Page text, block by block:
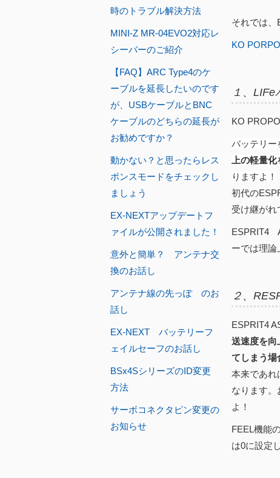
それでは、
KO
１、LIFe
KO
バッテリー
上の軽量
りますよ！
初代の
受け継がれ
ESPRIT4
ーでは理論
２、
ESPRIT4
送速度を向
てしまう場
本来であれ
なります
よ！
FEEL機能
は0に設定
時のトラブル解決方法
MINI-Z MR-04EVO2対応レ
シーバーのご紹介
【FAQ】ARC Type4のケ
ーブルを延長したいのです
が、USBケーブルとBNC
ケーブルのどちらの延長が
お勧めですか？
動かない？と思ったらレス
ポンスモードをチェックし
ましょう
EX-NEXTアップデートフ
ァイルが公開されました！
意外と簡単？ アンテナ交
換のお話し
アンテナ線の先っぽ のお
話し
EX-NEXT バッテリーフ
ェイルセーフのお話し
BSx4SシリーズのID変更
方法
サーボコネクタピン変更の
お知らせ